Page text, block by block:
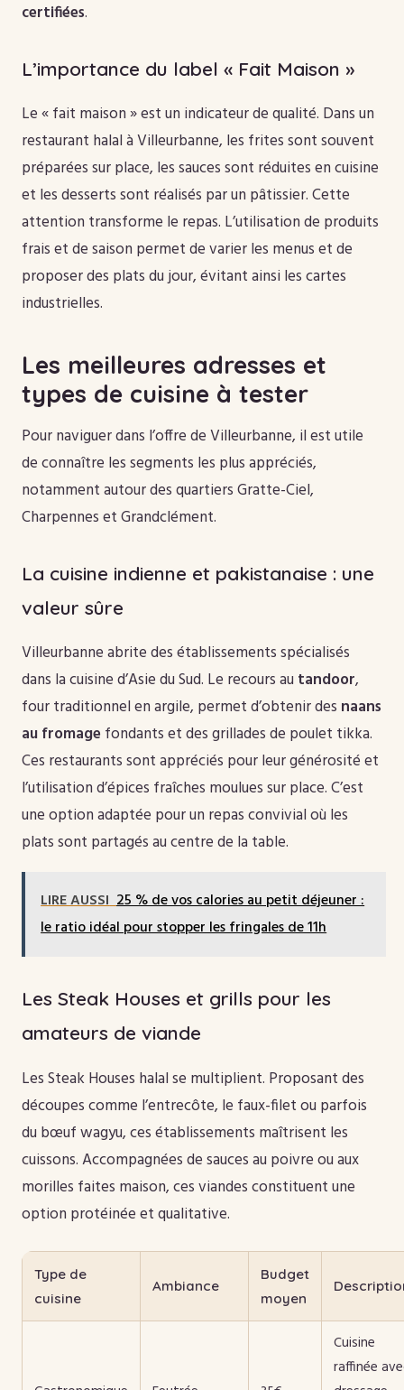
certifiées.
L’importance du label « Fait Maison »
Le « fait maison » est un indicateur de qualité. Dans un
restaurant halal à Villeurbanne, les frites sont souvent
préparées sur place, les sauces sont réduites en cuisine
et les desserts sont réalisés par un pâtissier. Cette
attention transforme le repas. L’utilisation de produits
frais et de saison permet de varier les menus et de
proposer des plats du jour, évitant ainsi les cartes
industrielles.
Les meilleures adresses et
types de cuisine à tester
Pour naviguer dans l’offre de Villeurbanne, il est utile
de connaître les segments les plus appréciés,
notamment autour des quartiers Gratte-Ciel,
Charpennes et Grandclément.
La cuisine indienne et pakistanaise : une
valeur sûre
Villeurbanne abrite des établissements spécialisés
dans la cuisine d’Asie du Sud. Le recours au tandoor,
four traditionnel en argile, permet d’obtenir des naans
au fromagefondants et des grillades de poulet tikka.
Ces restaurants sont appréciés pour leur générosité et
l’utilisation d’épices fraîches moulues sur place. C’est
une option adaptée pour un repas convivial où les
plats sont partagés au centre de la table.
LIRE AUSSI 25 % de vos calories au petit déjeuner :
le ratio idéal pour stopper les fringales de 11h
Les Steak Houses et grills pour les
amateurs de viande
Les Steak Houses halal se multiplient. Proposant des
découpes comme l’entrecôte, le faux-filet ou parfois
du bœuf wagyu, ces établissements maîtrisent les
cuissons. Accompagnées de sauces au poivre ou aux
morilles faites maison, ces viandes constituent une
option protéinée et qualitative.
Type de
cuisine
Ambiance
Budget
moyen
Cuisine
raffinée